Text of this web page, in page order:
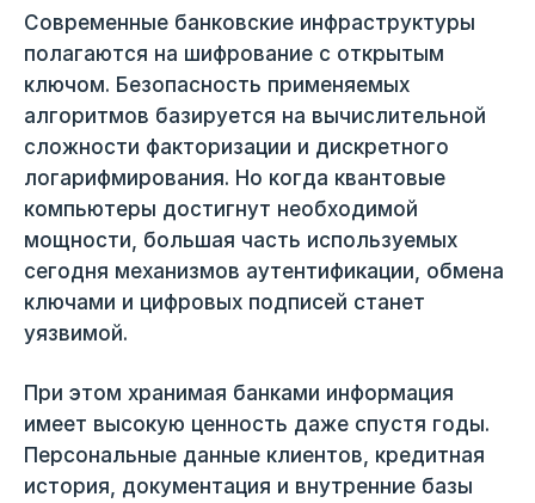
Современные банковские инфраструктуры
полагаются на шифрование с открытым
ключом. Безопасность применяемых
алгоритмов базируется на вычислительной
сложности факторизации и дискретного
логарифмирования. Но когда квантовые
компьютеры достигнут необходимой
мощности, большая часть используемых
сегодня механизмов аутентификации, обмена
ключами и цифровых подписей станет
уязвимой.
При этом хранимая банками информация
имеет высокую ценность даже спустя годы.
Персональные данные клиентов, кредитная
история, документация и внутренние базы